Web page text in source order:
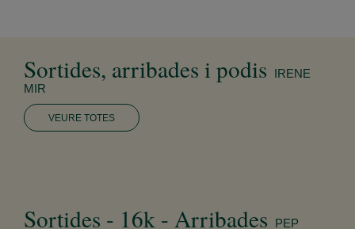
Sortides, arribades i podis
IRENE
MIR
VEURE TOTES
Sortides - 16k - Arribades
PEP